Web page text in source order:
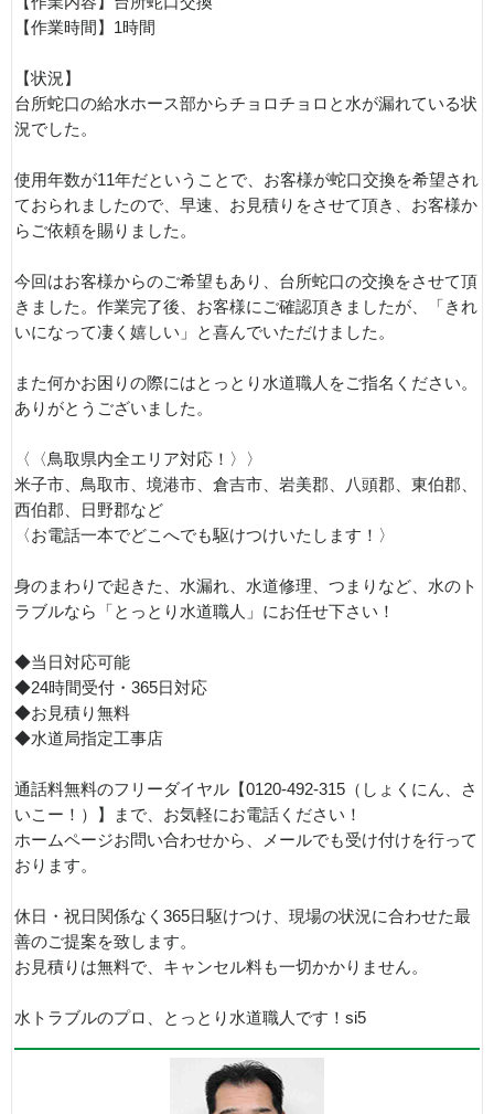
【作業時間】1時間
【状況】
台所蛇口の給水ホース部からチョロチョロと水が漏れている状
況でした。
使用年数が11年だということで、お客様が蛇口交換を希望され
ておられましたので、早速、お見積りをさせて頂き、お客様か
らご依頼を賜りました。
今回はお客様からのご希望もあり、台所蛇口の交換をさせて頂
きました。作業完了後、お客様にご確認頂きましたが、「きれ
いになって凄く嬉しい」と喜んでいただけました。
また何かお困りの際にはとっとり水道職人をご指名ください。
ありがとうございました。
〈〈鳥取県内全エリア対応！〉〉
米子市、鳥取市、境港市、倉吉市、岩美郡、八頭郡、東伯郡、
西伯郡、日野郡など
〈お電話一本でどこへでも駆けつけいたします！〉
身のまわりで起きた、水漏れ、水道修理、つまりなど、水のト
ラブルなら「とっとり水道職人」にお任せ下さい！
◆当日対応可能
◆24時間受付・365日対応
◆お見積り無料
◆水道局指定工事店
通話料無料のフリーダイヤル【0120-492-315（しょくにん、さ
いこー！）】まで、お気軽にお電話ください！
ホームページお問い合わせから、メールでも受け付けを行って
おります。
休日・祝日関係なく365日駆けつけ、現場の状況に合わせた最
善のご提案を致します。
お見積りは無料で、キャンセル料も一切かかりません。
水トラブルのプロ、とっとり水道職人です！si5